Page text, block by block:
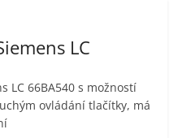
LC
LC 66BA540 s možností
ovládání tlačítky, má